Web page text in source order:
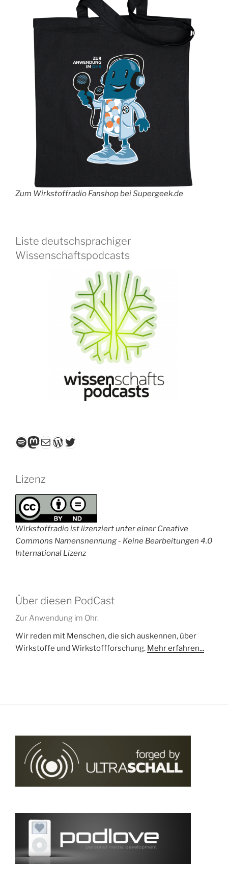
Zum Wirkstoffradio Fanshop bei Supergeek.de
Liste deutschsprachiger
Wissenschaftspodcasts
Spotify
Mastodon
E-MailWordPress
Twitter
Lizenz
Wirkstoffradio ist lizenziert unter einer Creative
Commons Namensnennung - Keine Bearbeitungen 4.0
International Lizenz
Über diesen PodCast
Zur Anwendung im Ohr.
Wir reden mit Menschen, die sich auskennen, über
Wirkstoffe und Wirkstoffforschung. Mehr erfahren...